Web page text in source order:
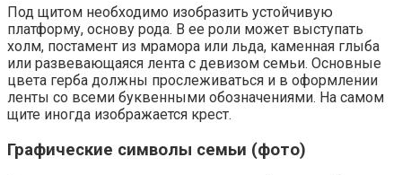
Под щитом необходимо изобразить устойчивую
платформу, основу рода. В ее роли может выступать
холм, постамент из мрамора или льда, каменная глыба
или развевающаяся лента с девизом семьи. Основные
цвета герба должны прослеживаться и в оформлении
ленты со всеми буквенными обозначениями. На самом
щите иногда изображается крест.
Графические символы семьи (фото)